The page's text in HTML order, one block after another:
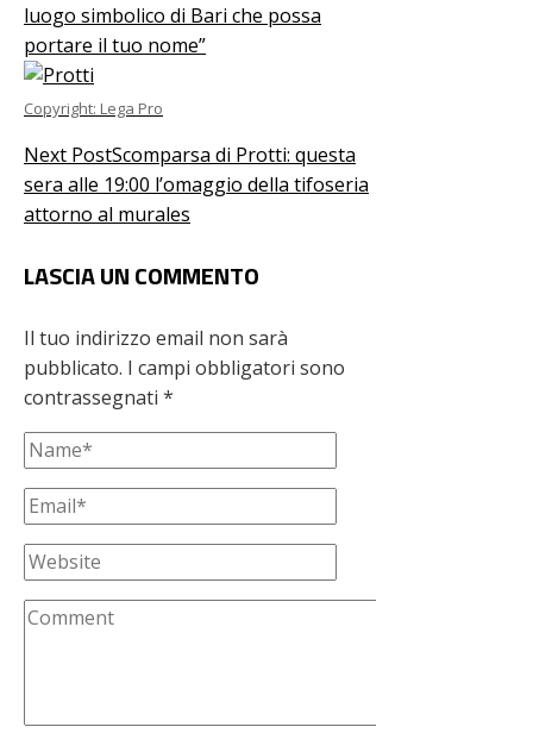
luogo simbolico di Bari che possa
portare il tuo nome”
Copyright: Lega Pro
Next PostScomparsa di Protti: questa
sera alle 19:00 l’omaggio della tifoseria
attorno al murales
LASCIA UN COMMENTO
Il tuo indirizzo email non sarà
pubblicato. I campi obbligatori sono
contrassegnati *